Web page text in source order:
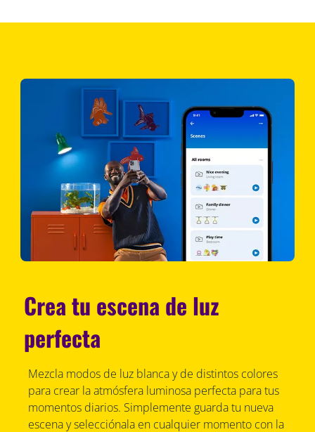
Crea tu escena de luz
perfecta
Mezcla modos de luz blanca y de distintos colores
para crear la atmósfera luminosa perfecta para tus
momentos diarios. Simplemente guarda tu nueva
escena y selecciónala en cualquier momento con la